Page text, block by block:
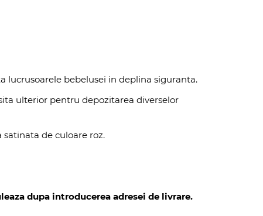
lucrusoarele bebelusei in deplina siguranta.
ulterior pentru depozitarea diverselor
satinata de culoare roz.
dupa introducerea adresei de livrare.